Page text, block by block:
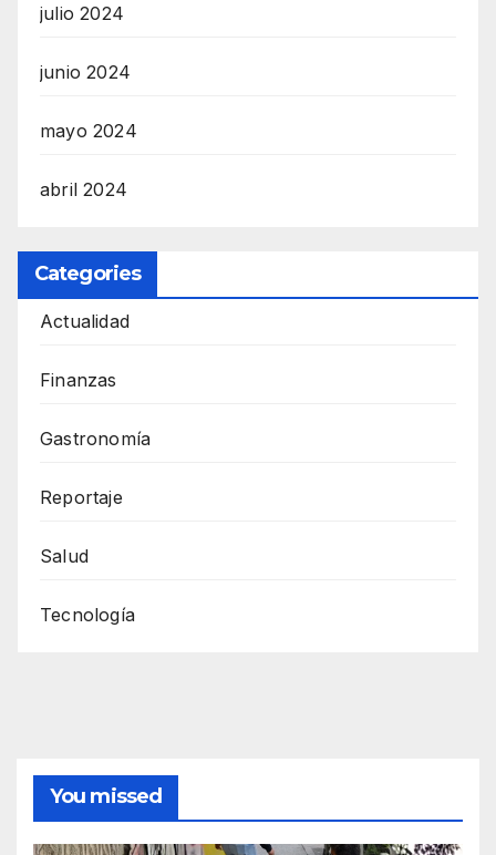
julio 2024
junio 2024
mayo 2024
abril 2024
Categories
Actualidad
Finanzas
Gastronomía
Reportaje
Salud
Tecnología
You missed